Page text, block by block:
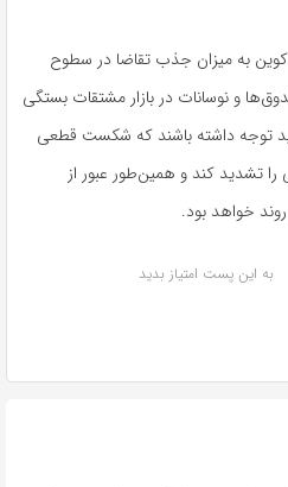
به میزان جذب تقاضا در سطوح
و نوسانات در بازار مشتقات بستگی
توجه داشته باشند که شکست قطعی
تشدید کند و همین‌طور عبور از
خواهد بود.
به این پست امتیاز بدید